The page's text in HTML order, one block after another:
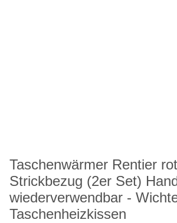
Taschenwärmer Rentier
Strickbezug (2er Set)
wiederverwendbar -
Taschenheizkissen